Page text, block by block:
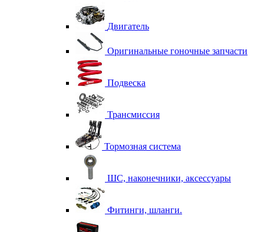
Двигатель
Оригинальные гоночные запчасти
Подвеска
Трансмиссия
Тормозная система
ШС, наконечники, аксессуары
Фитинги, шланги.